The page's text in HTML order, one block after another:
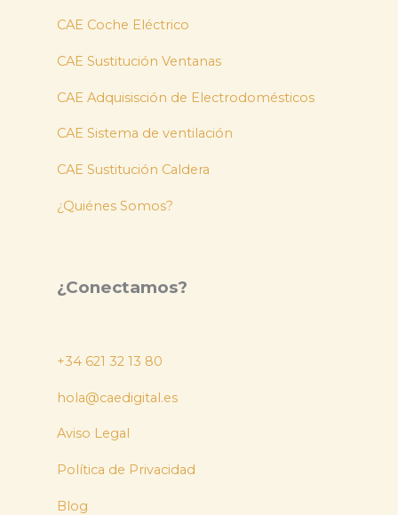
CAE Coche Eléctrico
CAE Sustitución Ventanas
CAE Adquisisción de Electrodomésticos
CAE Sistema de ventilación
CAE Sustitución Caldera
¿Quiénes Somos?
¿Conectamos?
+34 621 32 13 80
hola@caedigital.es
Aviso Legal
Política de Privacidad
Blog